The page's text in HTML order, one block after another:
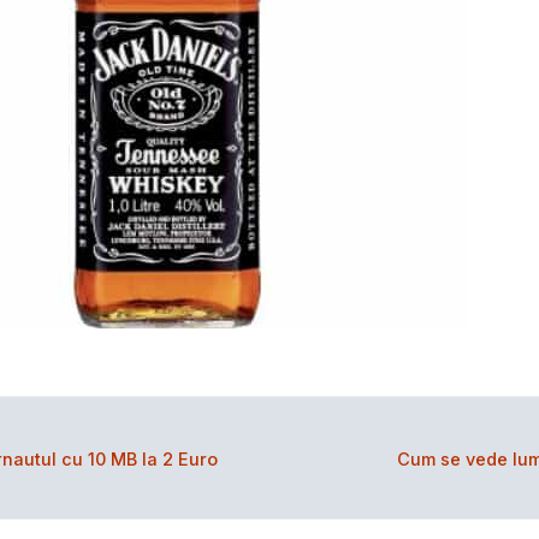
cu 10 MB la 2 Euro Cum se vede